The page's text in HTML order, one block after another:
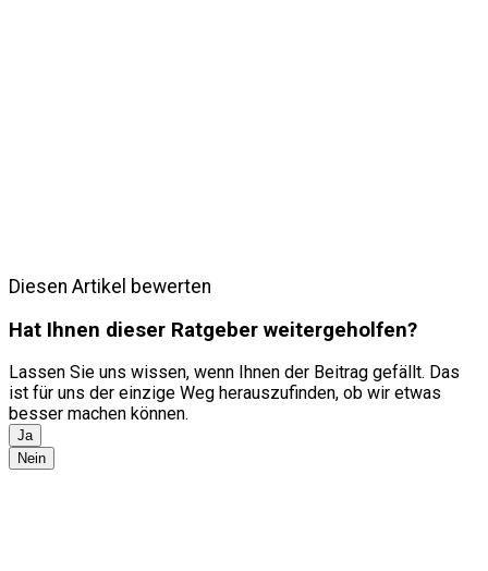
Diesen Artikel bewerten
Hat Ihnen dieser Ratgeber weitergeholfen?
Lassen Sie uns wissen, wenn Ihnen der Beitrag gefällt. Das
ist für uns der einzige Weg herauszufinden, ob wir etwas
besser machen können.
Ja
Nein